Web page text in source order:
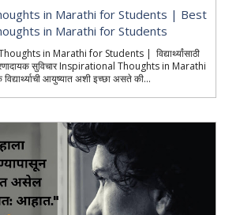
in Marathi for Students | Best
in Marathi for Students
in Marathi for Students | विद्यार्थ्यांसाठी
सुविचार Inspirational Thoughts in Marathi
आयुष्यात अशी इच्छा असते की...